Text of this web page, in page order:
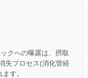
クへの曝露は、摂取
失プロセス(消化管経
す。